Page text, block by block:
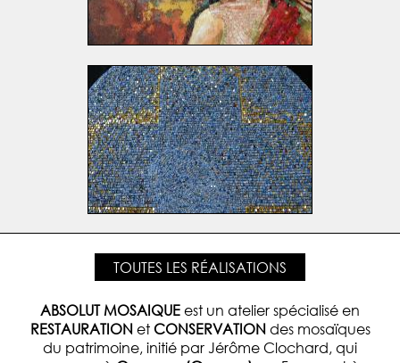
TOUTES LES RÉALISATIONS
ABSOLUT MOSAIQUEest un atelier spécialisé en
RESTAURATIONetCONSERVATIONdes mosaïques
du patrimoine, initié par Jérôme Clochard, qui